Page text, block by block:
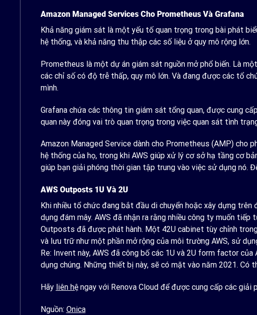
Amazon Managed Services Cho Prometheus Và Grafana
Khả năng giám sát là một yếu tố quan trọng trong bài phát
hệ thống, và khả năng thu thập các số liệu ở quy mô rộng lớn.
Prometheus là một dự án giám sát nguồn mở phổ biến. Là
các chỉ số có độ trễ thấp, quy mô lớn. Và đang được các tổ
mình.
Grafana chứa các thông tin giám sát tổng quan, được cung
quan này đóng vai trò quan trọng trong việc quan sát tình
Amazon Managed Service dành cho Prometheus (AMP) cho
hệ thống của họ, trong khi AWS giúp xử lý cơ sở hạ tầng cơ
giúp bạn giải phóng thời gian tập trung vào việc sử dụng nó.
AWS Outposts 1U Và 2U
Khi nhiều tổ chức đang bắt đầu di chuyển hoặc xây dựng
dụng đám mây. AWS đã nhận ra rằng nhiều công ty muốn
Outposts đã được phát hành. Một 42U cabinet tùy chỉnh
và lưu trữ như một phần mở rộng của môi trường AWS, sử
Re: Invent này, AWS đã công bố các 1U và 2U form factor
dụng chúng. Những thiết bị này, sẽ có mặt vào năm 2021. Có
Hãy liên hệngay với Renova Cloud để được cung cấp các giải
Nguồn: Onica